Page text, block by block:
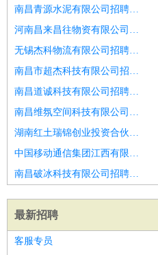
南昌青源水泥有限公司招聘开封县仓管质检
河南昌来昌往物资有限公司招聘邵阳仓管质检
无锡杰科物流有限公司招聘新会仓管质检
南昌市超杰科技有限公司招聘学历不限
南昌道诚科技有限公司招聘仓管质检
南昌维氛空间科技有限公司招聘货船值班水手
湖南红土瑞锦创业投资合伙企业(有限合伙)招聘铁东仓管操作工
中国移动通信集团江西有限公司招聘物流仓储分拣员
南昌破冰科技有限公司招聘涟源仓管操作工
最新招聘
客服专员